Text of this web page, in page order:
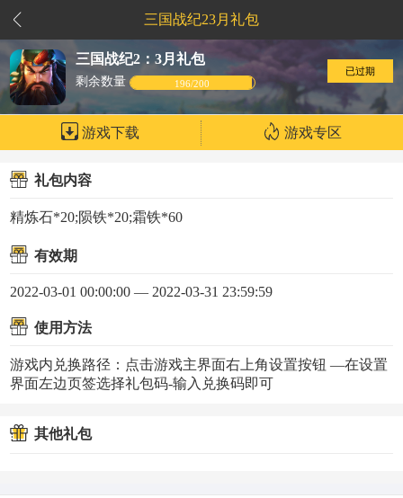
三国战纪23月礼包
已过期
三国战纪2：3月礼包
剩余数量 196/200
游戏下载 游戏专区
礼包内容
精炼石*20;陨铁*20;霜铁*60
有效期
2022-03-01 00:00:00 — 2022-03-31 23:59:59
使用方法
游戏内兑换路径：点击游戏主界面右上角设置按钮 —在设置
界面左边页签选择礼包码-输入兑换码即可
其他礼包